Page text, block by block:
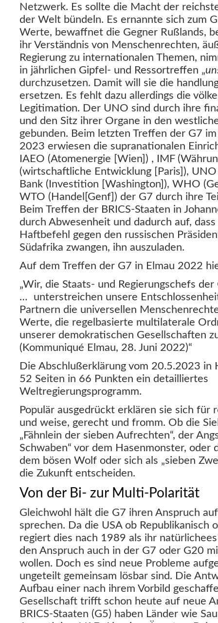
Netzwerk. Es sollte die Macht der
der Welt bündeln. Es ernannte sich zum
Werte, bewaffnet die Gegner Rußlands,
ihr Verständnis von Menschenrechten,
Regierung zu internationalen Themen,
in jährlichen Gipfel- und Ressortreffen „
durchzusetzen. Damit will sie die
ersetzen. Es fehlt dazu allerdings die
Legitimation. Der UNO sind durch ihre
und den Sitz ihrer Organe in den
gebunden. Beim letzten Treffen der G7
2023 erwiesen die supranationalen
IAEO (Atomenergie [Wien]) , IMF
(wirtschaftliche Entwicklung [Paris]),
Bank (Investition [Washington]), WHO
WTO (Handel[Genf]) der G7 durch ihre
Beim Treffen der BRICS-Staaten in
durch Abwesenheit und dadurch auf,
Haftbefehl gegen den russischen
Südafrika zwangen, ihn auszuladen.
Auf dem Treffen der G7 in Elmau 2022
„Wir, die Staats- und Regierungschefs
… unterstreichen unsere
Partnern die universellen
Werte, die regelbasierte multilaterale
unserer demokratischen Gesellschaften
(Kommuniqué Elmau, 28. Juni 2022)“
Die Abschlußerklärung vom 20.5.2023 in
52 Seiten in 66 Punkten ein detailliertes
Weltregierungsprogramm.
Populär ausgedrückt erklären sie sich für
und weise, gerecht und fromm. Ob die
„Fähnlein der sieben Aufrechten“, der
Schwaben“ vor dem Hasenmonster, oder
dem bösen Wolf oder sich als „sieben
die Zukunft entscheiden.
Von der Bi- zur Multi-Polarität
Gleichwohl hält die G7 ihren Anspruch
sprechen. Da die USA ob Republikanisch
regiert dies nach 1989 als ihr
den Anspruch auch in der G7 oder G20
wollen. Doch es sind neue Probleme
ungeteilt gemeinsam lösbar sind. Die
Aufbau einer nach ihrem Vorbild
Gesellschaft trifft schon heute auf neue
BRICS-Staaten (G5) haben Länder wie